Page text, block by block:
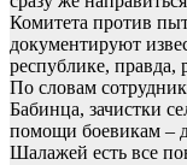
Комитета против
документируют
республике, правда,
По словам
Бабинца, зачистки
помощи боевикам –
Шалажей есть все